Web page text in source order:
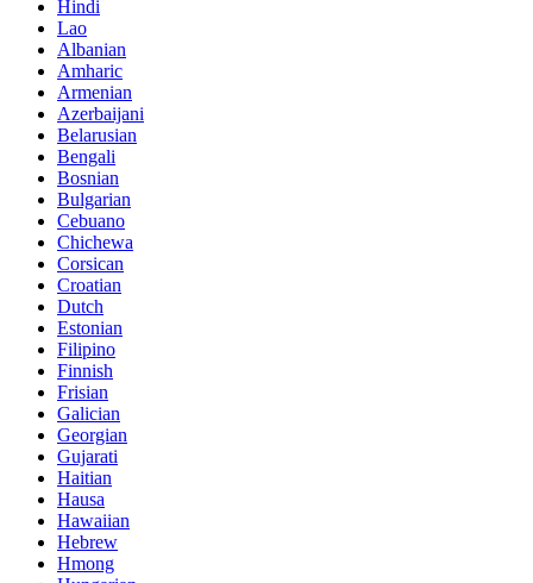
Hindi
Lao
Albanian
Amharic
Armenian
Azerbaijani
Belarusian
Bengali
Bosnian
Bulgarian
Cebuano
Chichewa
Corsican
Croatian
Dutch
Estonian
Filipino
Finnish
Frisian
Galician
Georgian
Gujarati
Haitian
Hausa
Hawaiian
Hebrew
Hmong